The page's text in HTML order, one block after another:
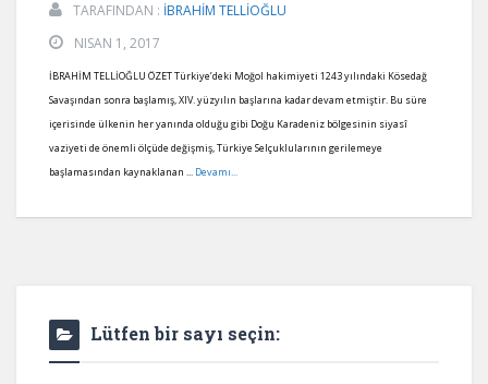
TARAFINDAN : İBRAHİM TELLİOĞLU
NISAN 1, 2017
İBRAHİM TELLİOĞLU ÖZET Türkiye’deki Moğol hakimiyeti 1243 yılındaki Kösedağ
Savaşından sonra başlamış, XIV. yüzyılın başlarına kadar devam etmiştir. Bu süre
içerisinde ülkenin her yanında olduğu gibi Doğu Karadeniz bölgesinin siyasî
vaziyeti de önemli ölçüde değişmiş, Türkiye Selçuklularının gerilemeye
başlamasından kaynaklanan ... Devamı...
Lütfen bir sayı seçin: